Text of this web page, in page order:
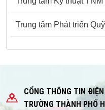
Trung tâm Phát triển
CỔNG THÔNG TIN
TRƯỜNG THÀNH PHỐ